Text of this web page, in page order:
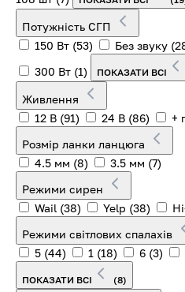
Потужність СГП
150 Вт (53) Без звуку
300 Вт (1) ПОКАЗАТИ ВСІ
Живлення
12 В (91) 24 В (86) +
Розмір ланки ланцюга
4.5 мм (8) 3.5 мм (7)
Режими сирен
Wail (38) Yelp (38)
Режими світлових спалахів
5 (44) 1 (18) 6 (3)
ПОКАЗАТИ ВСІ (8)